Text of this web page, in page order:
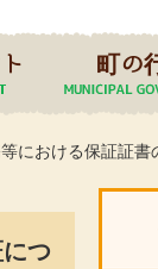
町の
における保証証書
つ